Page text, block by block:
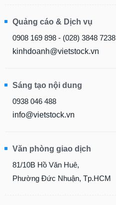
Quảng cáo & Dịch vụ
0908 169 898 - (028) 3848 7238
kinhdoanh@vietstock.vn
Sáng tạo nội dung
0938 046 488
info@vietstock.vn
Văn phòng giao dịch
81/10B Hồ Văn Huê,
Phường Đức Nhuận, Tp.HCM